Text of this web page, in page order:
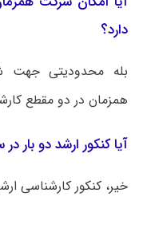
دارد؟
بله محدودیتی جهت
همزمان در دو مقطع
آیا کنکور ارشد دو بار
خیر، کنکور کارشناسی